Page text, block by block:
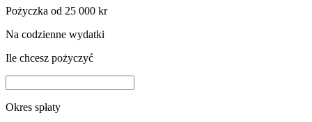
Pożyczka od 25 000 kr
Na codzienne wydatki
Ile chcesz pożyczyć
Okres spłaty